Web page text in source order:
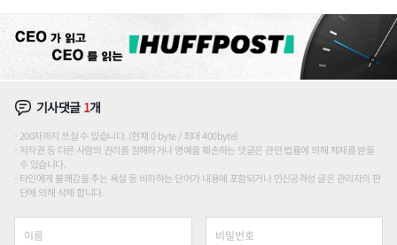
기사댓글 1개
200자까지 쓰실 수 있습니다. (현재 0 byte / 최대 400byte)
저작권 등 다른 사람의 권리를 침해하거나 명예를 훼손하는 댓글은 관련 법률에 의해 제재를 받을
수 있습니다.
타인에게 불쾌감을 주는 욕설 등 비하하는 단어가 내용에 포함되거나 인신공격성 글은 관리자의 판
단에 의해 삭제 합니다.